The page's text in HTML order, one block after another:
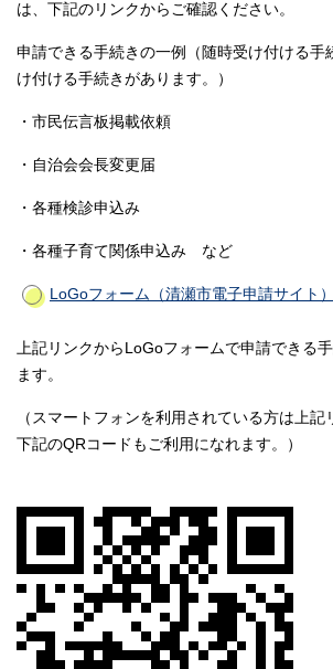
は、下記のリンクからご確認ください。
申請できる手続きの一例（随時受け付ける手
け付ける手続きがあります。）
・市民伝言板掲載依頼
・自治会会長変更届
・各種検診申込み
・各種子育て関係申込み など
LoGoフォーム（清瀬市電子申請サイト）
上記リンクからLoGoフォームで申請できる
ます。
（スマートフォンを利用されている方は上記
下記のQRコードもご利用になれます。）